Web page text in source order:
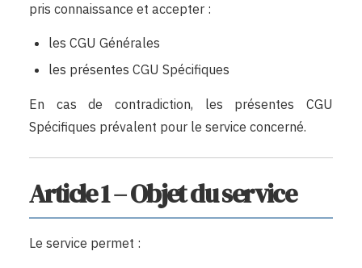
pris connaissance et accepter :
les CGU Générales
les présentes CGU Spécifiques
En cas de contradiction, les présentes CGU
Spécifiques prévalent pour le service concerné.
Article 1 – Objet du service
Le service permet :